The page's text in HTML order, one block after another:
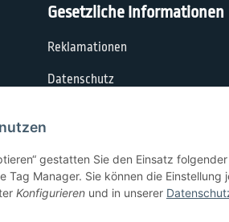
Gesetzliche Informationen
Reklamationen
Datenschutz
Widerrufsrecht
gestatten Sie den Einsatz
Tag Manager. Sie können die
Konfigurieren und in unserer